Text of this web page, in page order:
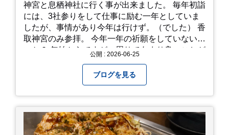
神宮と息栖神社に行く事が出来ました。 毎年初詣
には、3社参りをして仕事に励む一年としていま
したが、事情があり今年は行けず。（でした） 香
取神宮のみ参拝。 今年一年の祈願をしていないせ
いか？ 年始からですが、周りであまり良いことが
から、あっという間に半年が過ぎやっとこさ。 3
日後のこと。不思議ですね。 気にかかる事1つ
目。友人の長期入院から退院の知らせあり！ 気に
かかる事2つ目。疎遠だった知人の訪問あり！ 気
にかかるetcが徐々に....。 気の持ちようと、タイ
ミングかもしれませんが。お宮参りはお薦めで
公開 : 2026-06-25
ブログを見る